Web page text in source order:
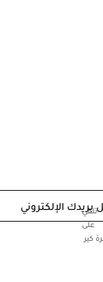
بريدك الإلكتروني
كير